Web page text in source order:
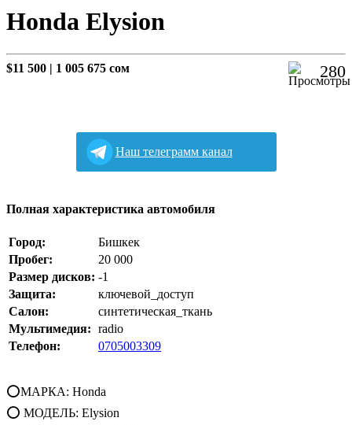
Honda Elysion
$11 500 | 1 005 675 сом 280
Наш телеграмм канал
Полная характеристика автомобиля
Город:
Бишкек
Пробег:
20 000
Размер дисков: -1
Защита:
ключевой_доступ
Салон:
синтетическая_ткань
Мультимедия: radio
Телефон:
0705003309
⭕МАРКА: Honda
⭕ МОДЕЛЬ: Elysion